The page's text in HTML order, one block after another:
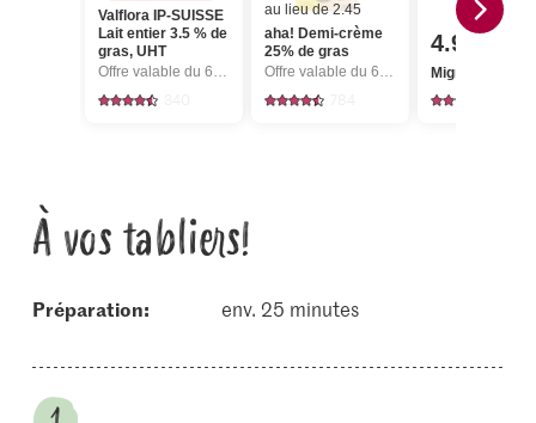
Valflora IP-SUISSE
Lait entier 3.5 % de
gras, UHT
Offre valable du 6.8 au 12.8.2026, jusqu’à épuisement du stock.
au lieu de 2.45
aha! Demi-crème
25% de gras
Offre valable du 6.8 au 12.8.2026, jusqu’à épuisement du stock.
4.95
Migros Fraises
À vos tabliers!
Préparation: env. 25 minutes